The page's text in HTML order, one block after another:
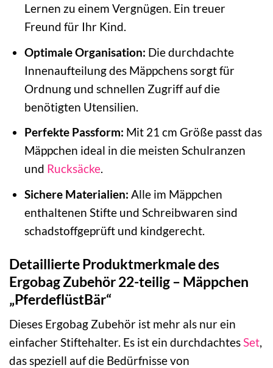
Lernen zu einem Vergnügen. Ein treuer
Freund für Ihr Kind.
Optimale Organisation: Die durchdachte
Innenaufteilung des Mäppchens sorgt für
Ordnung und schnellen Zugriff auf die
benötigten Utensilien.
Perfekte Passform: Mit 21 cm Größe passt das
Mäppchen ideal in die meisten Schulranzen
und Rucksäcke.
Sichere Materialien: Alle im Mäppchen
enthaltenen Stifte und Schreibwaren sind
schadstoffgeprüft und kindgerecht.
Detaillierte Produktmerkmale des
Ergobag Zubehör 22-teilig – Mäppchen
„PferdeflüstBär“
Dieses Ergobag Zubehör ist mehr als nur ein
einfacher Stiftehalter. Es ist ein durchdachtesSet,
das speziell auf die Bedürfnisse von